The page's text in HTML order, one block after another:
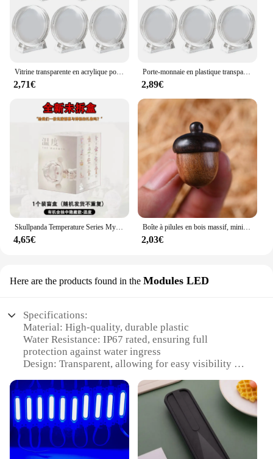
Vitrine transparente en acrylique pour pièces de monnaie, boîte à médaille commémorative pour protéger vos pièces de 17mm, 20mm, 25mm, 27mm, 30mm, 33mm, 38mm, 40mm, 4cm, 5 pièces
2,71€
Porte-monnaie en plastique transparent, vitrine en acrylique, boîte de protection pour médaille commémorative, boîte de collecte 17-38mm, 4cm, 5 pièces
2,89€
4,65€
Boîte à pilules en bois massif, mini caisse de sauvetage en bois de santal, conteneur pour petits objets, stockage de granulés en forme de gland, 1 pièce
2,03€
Here are the products found in the Modules LED
Specifications:
Material: High-quality, durable plastic
Water Resistance: IP67 rated, ensuring full
protection against water ingress
Design: Transparent, allowing for easy visibility of
Size: Compact and portable, suitable for various
applications
Performance: Energy-efficient LED modules for
long-lasting illumination
Versatility: Ideal for wholesale, vendors, and
suppliers seeking reliable lighting solutions